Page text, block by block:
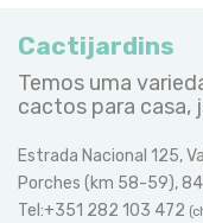
Cactijardins
Temos uma
cactos para casa,
Estrada Nacional 125,
Porches (km 58-59),
Tel:+351 282 103 472